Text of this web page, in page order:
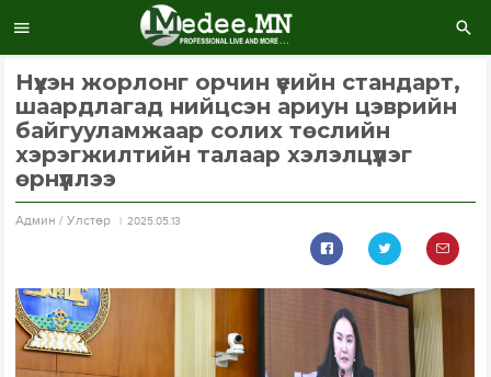
Нүхэн жорлонг орчин үеийн стандарт,
шаардлагад нийцсэн ариун цэврийн
байгууламжаар солих төслийн
хэрэгжилтийн талаар хэлэлцүүлэг
өрнүүллээ
Aдмин / Улстөр 2025.05.13